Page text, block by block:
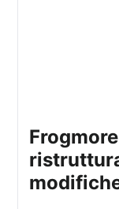
frogmore cottage